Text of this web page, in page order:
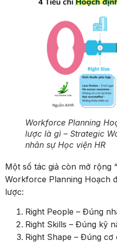
Workforce Planning
lược là gì – Strategic
nhân sự Học viện HR
Một số tác giả còn mở rộng
Workforce Planning Hoạch
lược:
Right People – Đúng
Right Skills – Đúng kỹ
Right Shape – Đúng cơ